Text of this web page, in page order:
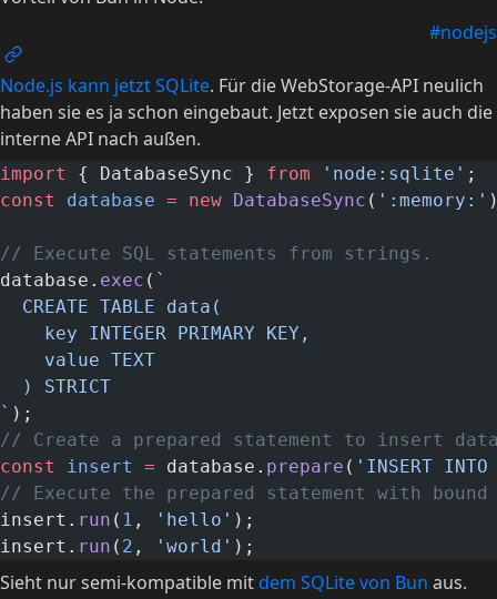
#nodejs
Node.js kann jetzt SQLite. Für die WebStorage-API neulich
haben sie es ja schon eingebaut. Jetzt exposen sie auch die
interne API nach außen.
import { DatabaseSync } from 'node:sqlite' ;
const
database = new DatabaseSync ( ':memory:'
// Execute SQL statements from strings.
database. exec ( `
  CREATE TABLE data(
    key INTEGER PRIMARY KEY,
    value TEXT
  ) STRICT
` );
// Create a prepared statement to insert
const
insert = database. prepare ( 'INSERT
// Execute the prepared statement with
insert. run ( 1 , 'hello' );
insert. run ( 2 , 'world' );
Sieht nur semi-kompatible mitdem SQLite von Bun aus.